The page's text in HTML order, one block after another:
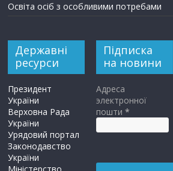
Освіта осіб з особливими потребами
Державні
ресурси
Президент
України
Верховна Рада
України
Урядовий портал
Законодавство
України
Підписка
на новини
Адреса
электронної
пошти*